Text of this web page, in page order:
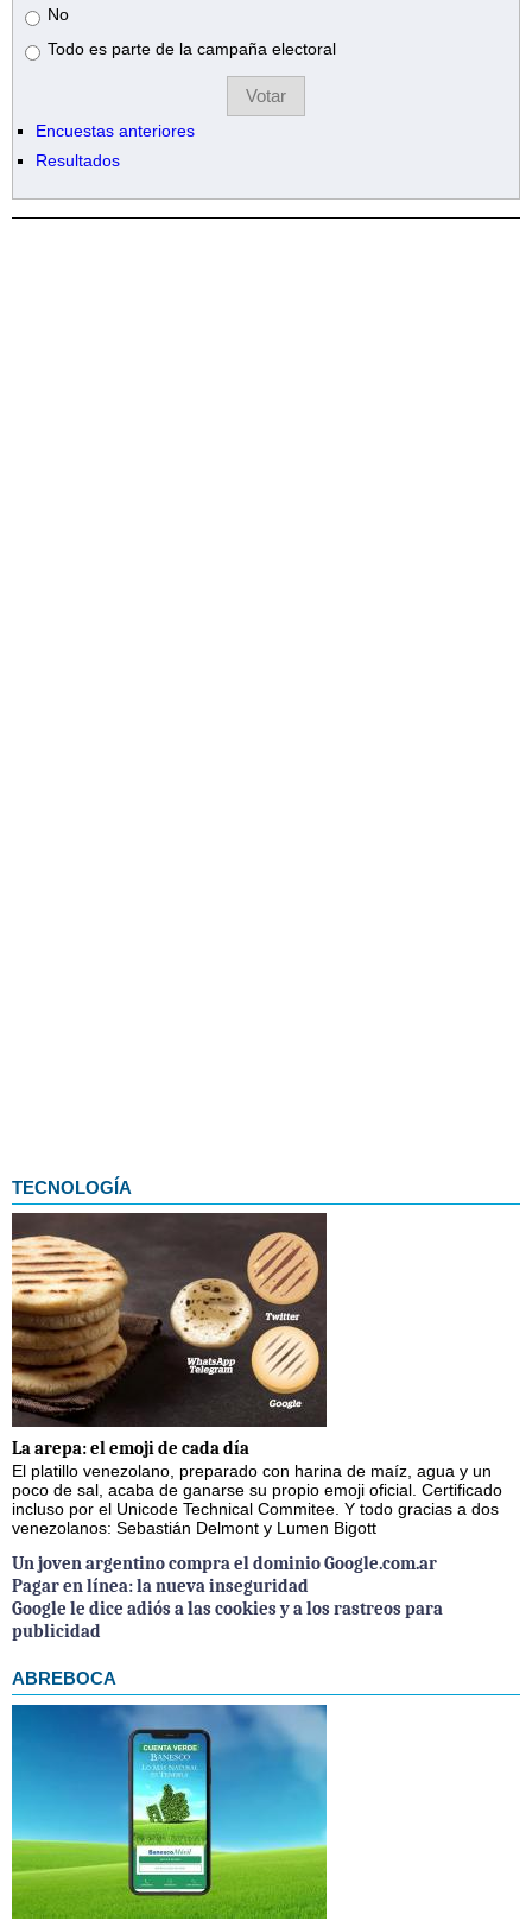
No
Todo es parte de la campaña electoral
Encuestas anteriores
Resultados
TECNOLOGÍA
La arepa: el emoji de cada día
El platillo venezolano, preparado con harina de maíz, agua y un
poco de sal, acaba de ganarse su propio emoji oficial. Certificado
incluso por el Unicode Technical Commitee. Y todo gracias a dos
venezolanos: Sebastián Delmont y Lumen Bigott
Un joven argentino compra el dominio Google.com.ar
Pagar en línea: la nueva inseguridad
Google le dice adiós a las cookies y a los rastreos para
publicidad
ABREBOCA